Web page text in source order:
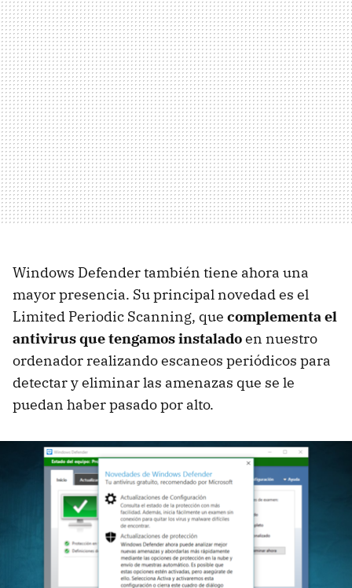
Windows Defender también tiene ahora una
mayor presencia. Su principal novedad es el
Limited Periodic Scanning, que complementa el
antivirus que tengamos instaladoen nuestro
ordenador realizando escaneos periódicos para
detectar y eliminar las amenazas que se le
puedan haber pasado por alto.